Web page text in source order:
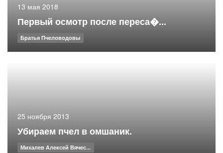
13 мая 2018
Первый осмотр после переса�...
Братья Пчеловодовы
25 ноября 2013
Убираем пчел в омшаник.
Михалев Алексей Вячес...